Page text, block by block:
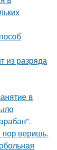
из разряда
в
веришь.